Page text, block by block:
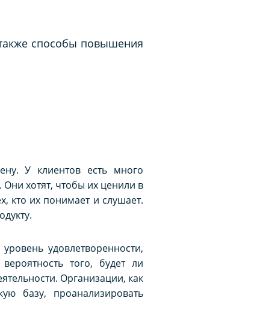
способы повышения
У клиентов есть много
хотят, чтобы их ценили в
кто их понимает и слушает.
удовлетворенности,
того, будет ли
Организации, как
базу, проанализировать